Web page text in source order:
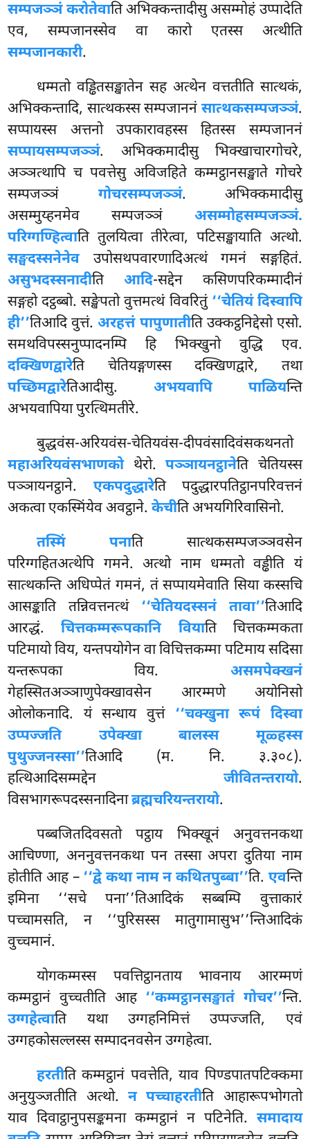
सम्पजञ्ञं करोतेवाति अभिक्कन्तादीसु असम्मोहं उप्पादेति
एव, सम्पजानस्सेव वा कारो एतस्स अत्थीति
सम्पजानकारी.
धम्मतो वड्ढितसङ्खातेन सह अत्थेन वत्ततीति सात्थकं,
अभिक्कन्तादि, सात्थकस्स सम्पजाननं सात्थकसम्पजञ्ञं.
सप्पायस्स अत्तनो उपकारावहस्स हितस्स सम्पजाननं
सप्पायसम्पजञ्ञं. अभिक्कमादीसु भिक्खाचारगोचरे,
अञ्ञत्थापि च पवत्तेसु अविजहिते कम्मट्ठानसङ्खाते गोचरे
सम्पजञ्ञं गोचरसम्पजञ्ञं. अभिक्कमादीसु
असम्मुय्हनमेव सम्पजञ्ञं असम्मोहसम्पजञ्ञं.
परिग्गण्हित्वाति तुलयित्वा तीरेत्वा, पटिसङ्खायाति अत्थो.
सङ्घदस्सनेनेव उपोसथपवारणादिअत्थं गमनं सङ्गहितं.
असुभदस्सनादीति आदि-सद्देन कसिणपरिकम्मादीनं
सङ्गहो दट्ठब्बो. सङ्खेपतो वुत्तमत्थं विवरितुं ‘‘चेतियं दिस्वापि
ही’’तिआदि वुत्तं.अरहत्तं पापुणातीति उक्कट्ठनिद्देसो एसो.
समथविपस्सनुप्पादनम्पि हि भिक्खुनो वुद्धि एव.
दक्खिणद्वारेति चेतियङ्गणस्स दक्खिणद्वारे, तथा
पच्छिमद्वारेतिआदीसु. अभयवापि पाळियन्ति
अभयवापिया पुरत्थिमतीरे.
बुद्धवंस-अरियवंस-चेतियवंस-दीपवंसादिवंसकथनतो
महाअरियवंसभाणकोथेरो.पञ्ञायनट्ठानेति चेतियस्स
पञ्ञायनट्ठाने. एकपदुद्धारेति पदुद्धारपतिट्ठानपरिवत्तनं
अकत्वा एकस्मिंयेव अवट्ठाने.केचीति अभयगिरिवासिनो.
तस्मिं पनाति सात्थकसम्पजञ्ञवसेन
परिग्गहितअत्थेपि गमने. अत्थो नाम धम्मतो वड्ढीति यं
सात्थकन्ति अधिप्पेतं गमनं, तं सप्पायमेवाति सिया कस्सचि
आसङ्काति तन्निवत्तनत्थं ‘‘चेतियदस्सनं तावा’’तिआदि
आरद्धं.चित्तकम्मरूपकानि वियाति चित्तकम्मकता
पटिमायो विय, यन्तपयोगेन वा विचित्तकम्मा पटिमाय सदिसा
यन्तरूपका विय. असमपेक्खनं
गेहस्सितअञ्ञाणुपेक्खावसेन आरम्मणे अयोनिसो
ओलोकनादि. यं सन्धाय वुत्तं ‘‘चक्खुना रूपं दिस्वा
उप्पज्जति उपेक्खा बालस्स मूळ्हस्स
पुथुज्जनस्सा’’तिआदि (म. नि. ३.३०८).
हत्थिआदिसम्मद्देन जीवितन्तरायो.
विसभागरूपदस्सनादिनाब्रह्मचरियन्तरायो.
पब्बजितदिवसतो पट्ठाय भिक्खूनं अनुवत्तनकथा
आचिण्णा, अननुवत्तनकथा पन तस्सा अपरा दुतिया नाम
होतीति आह – ‘‘द्वे कथा नाम न कथितपुब्बा’’ति. एवन्ति
इमिना ‘‘सचे पना’’तिआदिकं सब्बम्पि वुत्ताकारं
पच्चामसति, न ‘‘पुरिसस्स मातुगामासुभ’’न्तिआदिकं
वुच्चमानं.
योगकम्मस्स पवत्तिट्ठानताय भावनाय आरम्मणं
कम्मट्ठानं वुच्चतीति आह ‘‘कम्मट्ठानसङ्खातं गोचर’’न्ति.
उग्गहेत्वाति यथा उग्गहनिमित्तं उप्पज्जति, एवं
उग्गहकोसल्लस्स सम्पादनवसेन उग्गहेत्वा.
हरतीति कम्मट्ठानं पवत्तेति, याव पिण्डपातपटिक्कमा
अनुयुञ्जतीति अत्थो. न पच्चाहरतीति आहारूपभोगतो
याव दिवाट्ठानुपसङ्कमना कम्मट्ठानं न पटिनेति. समादाय